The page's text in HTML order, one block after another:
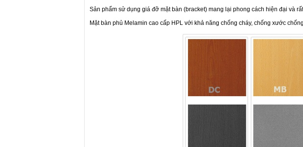
Sản phẩm sử dụng giá đỡ mặt bàn (bracket) mang lại phong cách hiện đại và
Mặt bàn phủ Melamin cao cấp HPL với khả năng chống cháy, chống xước